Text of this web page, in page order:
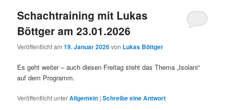
Schachtraining mit Lukas
Böttger am 23.01.2026
Veröffentlicht am19. Januar 2026von Lukas Böttger
Es geht weiter – auch diesen Freitag steht das Thema „Isolani“
auf dem Programm.
Veröffentlicht unterAllgemein |Schreibe eine Antwort